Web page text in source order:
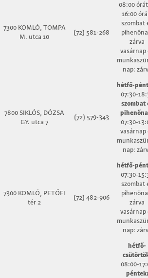
7300 KOMLÓ, TOMPA
M. utca 10
(72) 581-268
08:00
16:00
szombat
zárva
vasárnap
nap:
7800 SIKLÓS, DÓZSA
GY. utca 7
(72) 579-343
hétfő-
07:30-
szombat
07:30-
vasárnap
nap:
7300 KOMLÓ, PETŐFI
tér 2
(72) 482-906
hétfő-
07:30-
szombat
zárva
vasárnap
nap:
hétfő-
08:00-
péntek: